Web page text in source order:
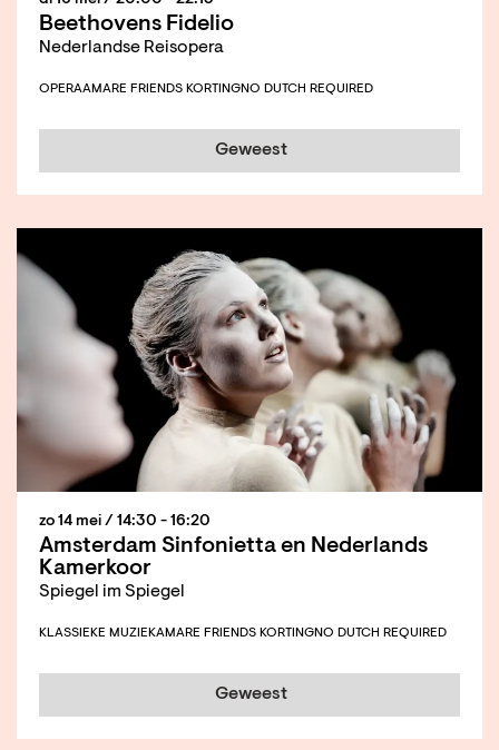
Beethovens Fidelio
Nederlandse Reisopera
OPERAAMARE FRIENDS KORTINGNO DUTCH REQUIRED
Geweest
Amsterdam Sinfonietta en Nederlands
Kamerkoor
Spiegel im Spiegel
zo 14 mei / 14:30 - 16:20
KLASSIEKE MUZIEKAMARE FRIENDS KORTINGNO DUTCH REQUIRED
Geweest